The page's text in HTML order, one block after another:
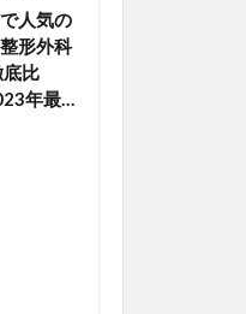
人気の
形外科
比
年最